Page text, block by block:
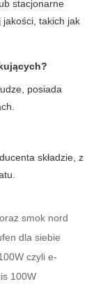
stacjonarne
takich jak
posiada
składzie, z
smok nord
dla siebie
czyli e-
100W